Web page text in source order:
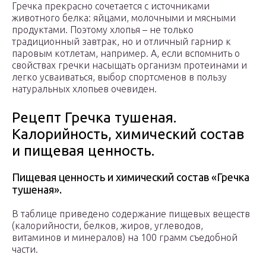
Гречка прекрасно сочетается с источниками
животного белка: яйцами, молочными и мясными
продуктами. Поэтому хлопья – не только
традиционный завтрак, но и отличный гарнир к
паровым котлетам, например. А, если вспомнить о
свойствах гречки насыщать организм протеинами и
легко усваиваться, выбор спортсменов в пользу
натуральных хлопьев очевиден.
Рецепт Гречка тушеная.
Калорийность, химический состав
и пищевая ценность.
Пищевая ценность и химический состав «Гречка
тушеная».
В таблице приведено содержание пищевых веществ
(калорийности, белков, жиров, углеводов,
витаминов и минералов) на 100 грамм съедобной
части.